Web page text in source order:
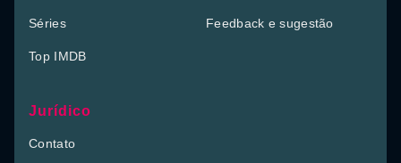
Séries
Top IMDB
Feedback e sugestão
Jurídico
Contato